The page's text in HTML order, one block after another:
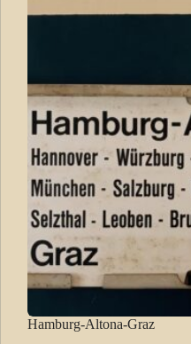
Hamburg-Altona-Graz